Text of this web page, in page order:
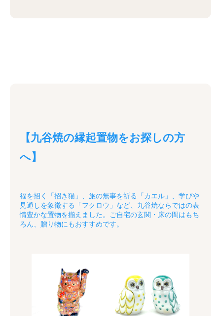
【九谷焼の縁起置物をお探しの方
へ】
福を招く「招き猫」、旅の無事を祈る「カエル」、学びや
見通しを象徴する「フクロウ」など、九谷焼ならではの表
情豊かな置物を揃えました。ご自宅の玄関・床の間はもち
ろん、贈り物にもおすすめです。